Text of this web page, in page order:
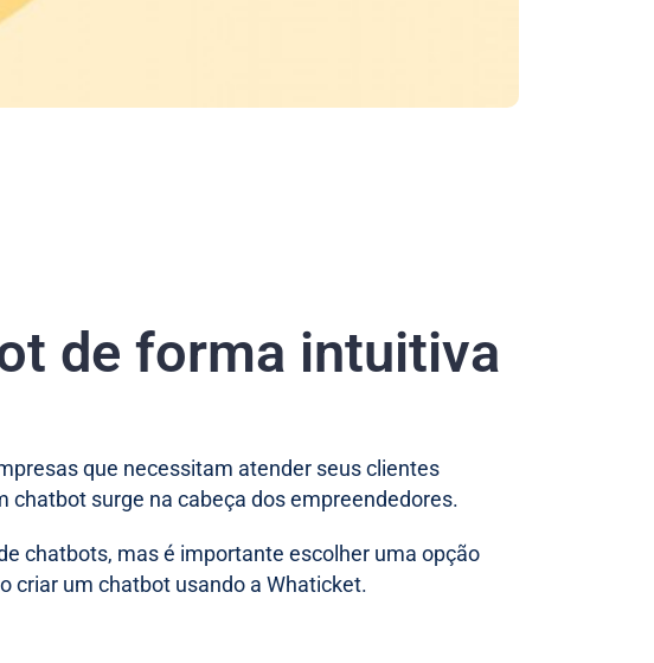
de forma intuitiva
que necessitam atender seus clientes
chatbot surge na cabeça dos empreendedores.
chatbots, mas é importante escolher uma opção
criar um chatbot usando a Whaticket.